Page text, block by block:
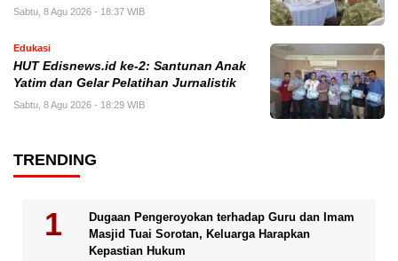
Sabtu, 8 Agu 2026 - 18:37 WIB
Edukasi
HUT Edisnews.id ke-2: Santunan Anak
Yatim dan Gelar Pelatihan Jurnalistik
Sabtu, 8 Agu 2026 - 18:29 WIB
TRENDING
Dugaan Pengeroyokan terhadap Guru dan Imam
Masjid Tuai Sorotan, Keluarga Harapkan
Kepastian Hukum